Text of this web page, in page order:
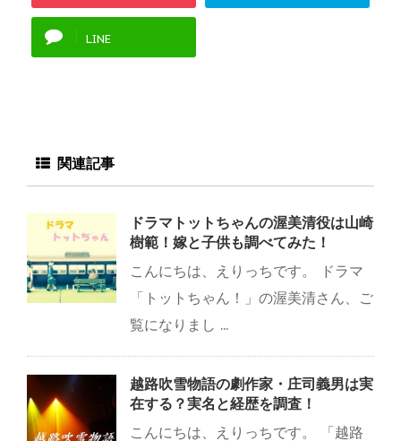
LINE
関連記事
ドラマトットちゃんの渥美清役は山崎
樹範！嫁と子供も調べてみた！
こんにちは、えりっちです。 ドラマ
「トットちゃん！」の渥美清さん、ご
覧になりまし ...
越路吹雪物語の劇作家・庄司義男は実
在する？実名と経歴を調査！
こんにちは、えりっちです。 「越路